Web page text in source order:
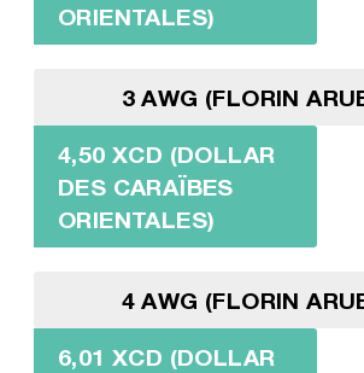
ORIENTALES)
3 AWG (FLORIN
4,50 XCD (DOLLAR
DES CARAÏBES
ORIENTALES)
4 AWG (FLORIN
6,01 XCD (DOLLAR